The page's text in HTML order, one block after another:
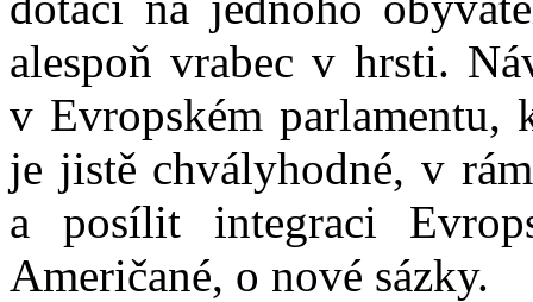
alespoň vrabec v hrsti.
v Evropském parlamentu,
je jistě chvályhodné, v
a posílit integraci
Američané, o nové sázky.